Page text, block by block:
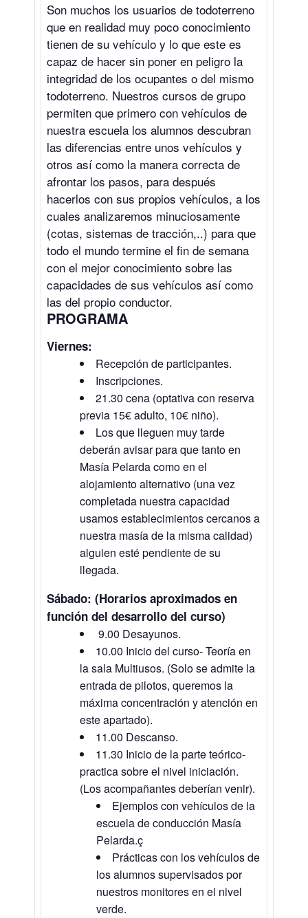
Son muchos los usuarios de todoterreno
que en realidad muy poco conocimiento
tienen de su vehículo y lo que este es
capaz de hacer sin poner en peligro la
integridad de los ocupantes o del mismo
todoterreno. Nuestros cursos de grupo
permiten que primero con vehículos de
nuestra escuela los alumnos descubran
las diferencias entre unos vehículos y
otros así como la manera correcta de
afrontar los pasos, para después
hacerlos con sus propios vehículos, a los
cuales analizaremos minuciosamente
(cotas, sistemas de tracción,..) para que
todo el mundo termine el fin de semana
con el mejor conocimiento sobre las
capacidades de sus vehículos así como
las del propio conductor.
PROGRAMA
Viernes:
Recepción de participantes.
Inscripciones.
21.30 cena (optativa con reserva
previa 15€ adulto, 10€ niño).
Los que lleguen muy tarde
deberán avisar para que tanto en
Masía Pelarda como en el
alojamiento alternativo (una vez
completada nuestra capacidad
usamos establecimientos cercanos a
nuestra masía de la misma calidad)
alguien esté pendiente de su
llegada.
Sábado: (Horarios aproximados en
función del desarrollo del curso)
9.00 Desayunos.
10.00 Inicio del curso- Teoría en
la sala Multiusos. (Solo se admite la
entrada de pilotos, queremos la
máxima concentración y atención en
este apartado).
11.00 Descanso.
11.30 Inicio de la parte teórico-
practica sobre el nivel iniciación.
(Los acompañantes deberían venir).
Ejemplos con vehículos de la
escuela de conducción Masía
Pelarda.ç
Prácticas con los vehículos de
los alumnos supervisados por
nuestros monitores en el nivel
verde.